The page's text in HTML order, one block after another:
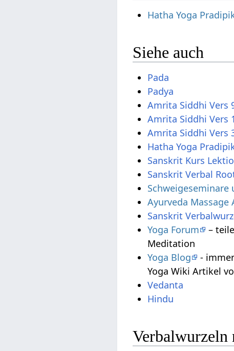
Hatha Yoga
Siehe auch
Pada
Padya
Amrita Siddhi Vers
Amrita Siddhi Vers
Amrita Siddhi Vers
Hatha Yoga
Sanskrit Kurs
Sanskrit Verbal
Ayurveda Massage
Sanskrit
Yoga Forum
–
Meditation
Yoga Blog
-
Yoga Wiki Artikel
Vedanta
Hindu
Verbalwurzeln